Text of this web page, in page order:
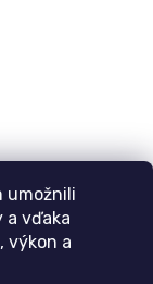
umožnili
a vďaka
výkon a